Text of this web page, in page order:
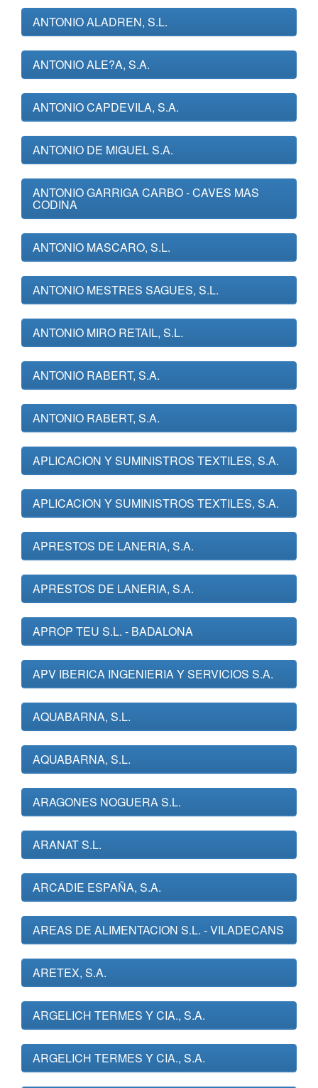
ANTONIO ALADREN, S.L.
ANTONIO ALE?A, S.A.
ANTONIO CAPDEVILA, S.A.
ANTONIO DE MIGUEL S.A.
ANTONIO GARRIGA CARBO - CAVES MAS
CODINA
ANTONIO MASCARO, S.L.
ANTONIO MESTRES SAGUES, S.L.
ANTONIO MIRO RETAIL, S.L.
ANTONIO RABERT, S.A.
ANTONIO RABERT, S.A.
APLICACION Y SUMINISTROS TEXTILES, S.A.
APLICACION Y SUMINISTROS TEXTILES, S.A.
APRESTOS DE LANERIA, S.A.
APRESTOS DE LANERIA, S.A.
APROP TEU S.L. - BADALONA
APV IBERICA INGENIERIA Y SERVICIOS S.A.
AQUABARNA, S.L.
AQUABARNA, S.L.
ARAGONES NOGUERA S.L.
ARANAT S.L.
ARCADIE ESPAÑA, S.A.
AREAS DE ALIMENTACION S.L. - VILADECANS
ARETEX, S.A.
ARGELICH TERMES Y CIA., S.A.
ARGELICH TERMES Y CIA., S.A.